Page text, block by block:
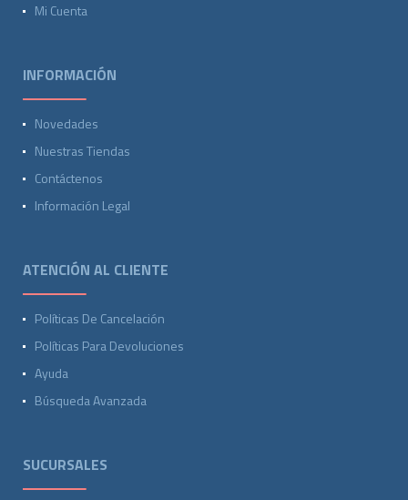
Mi Cuenta
INFORMACIÓN
Novedades
Nuestras Tiendas
Contáctenos
Información Legal
ATENCIÓN AL CLIENTE
Políticas De Cancelación
Políticas Para Devoluciones
Ayuda
Búsqueda Avanzada
SUCURSALES